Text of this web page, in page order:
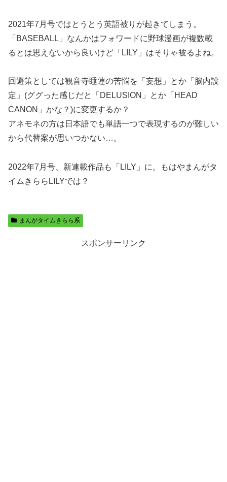
2021年7月号ではとうとう英語被りが起きてしまう。
「BASEBALL」なんかはフォワードに野球漫画が複数載
るとは思えないから良いけど「LILY」はそりゃ被るよね。
回避策としては観音寺睡蓮の苦悩を「妄想」とか「脳内設
定」(ググった感じだと「DELUSION」とか「HEAD
CANON」かな？)に変更するか？
アネモネの方は日本語でも単語一つで表現するのが難しい
から代替案が思いつかない…。
2022年7月号、新連載作品も「LILY」に。もはやまんがタ
イムきららLILYでは？
まんがタイムきらら系
スポンサーリンク